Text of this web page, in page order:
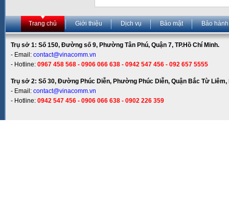
Trang chủ Giới thiệu Dịch vụ Bảo mật Bảo hành
Trụ sở 1: Số 150, Đường số 9, Phường Tân Phú, Quận 7, TP.Hồ Chí Minh.
- Email: contact@vinacomm.vn
- Hotline: 0967 458 568 - 0906 066 638 - 0942 547 456 - 092 657 5555
Trụ sở 2: Số 30, Đường Phúc Diễn, Phường Phúc Diễn, Quận Bắc Từ Liêm,
- Email: contact@vinacomm.vn
- Hotline: 0942 547 456 - 0906 066 638 - 0902 226 359